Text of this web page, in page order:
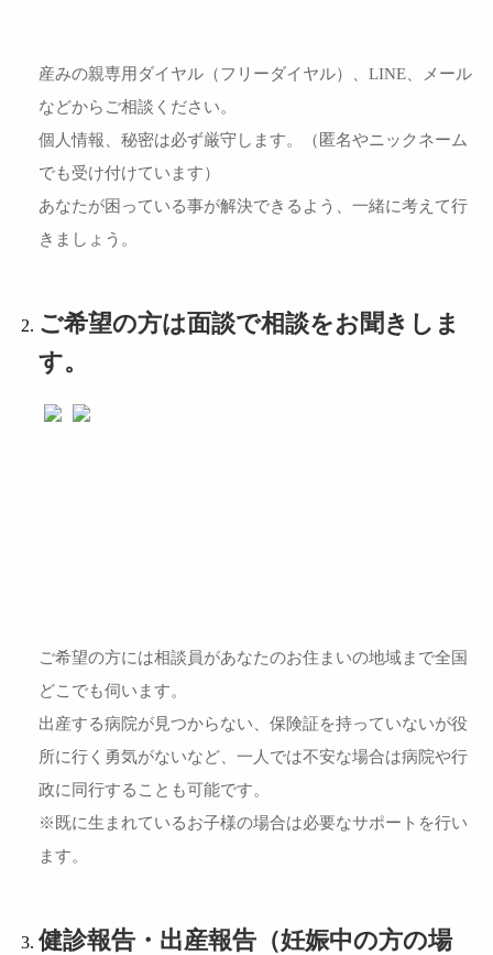
産みの親専用ダイヤル（フリーダイヤル）、LINE、メール
などからご相談ください。
個人情報、秘密は必ず厳守します。（匿名やニックネーム
でも受け付けています）
あなたが困っている事が解決できるよう、一緒に考えて行
きましょう。
ご希望の方は面談で相談をお聞きしま
す。
ご希望の方には相談員があなたのお住まいの地域まで全国
どこでも伺います。
出産する病院が見つからない、保険証を持っていないが役
所に行く勇気がないなど、一人では不安な場合は病院や行
政に同行することも可能です。
※既に生まれているお子様の場合は必要なサポートを行い
ます。
健診報告・出産報告（妊娠中の方の場